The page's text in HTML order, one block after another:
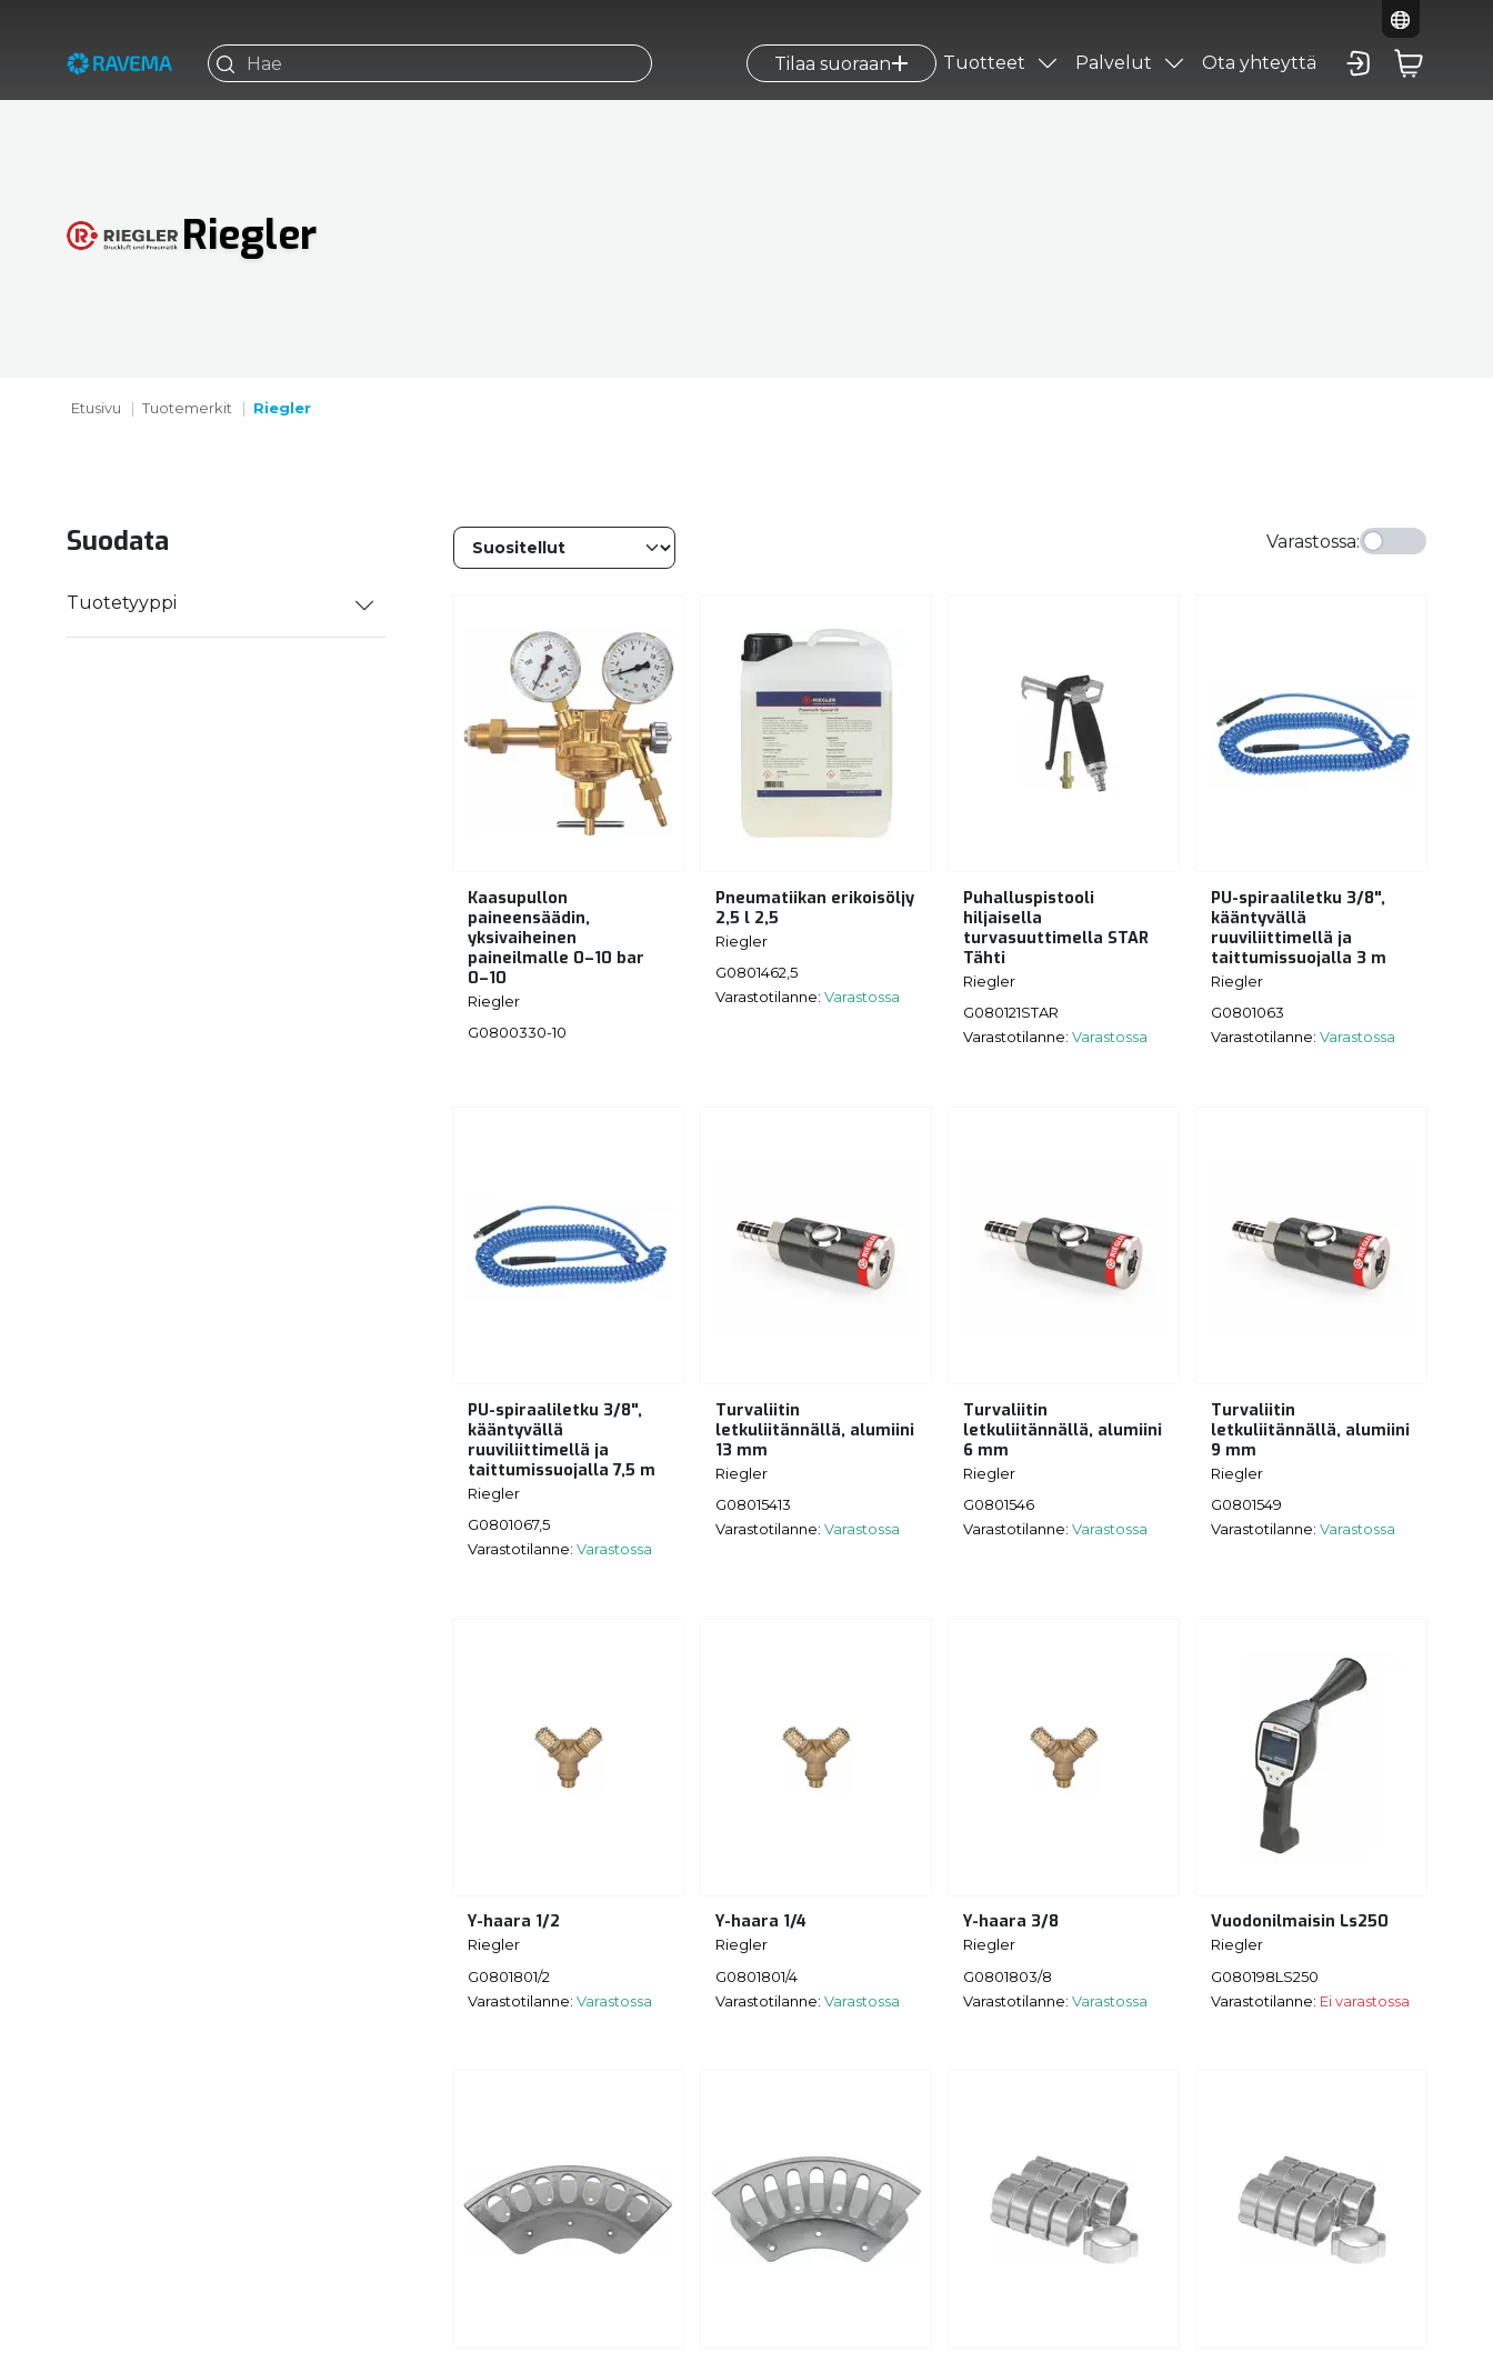
Tilaa suoraan Tuotteet Palvelut Ota yhteyttä
Etusivu Tuotemerkit Riegler
Riegler
Suodata
Tuotetyyppi
Varastossa:
Kaasupullon
paineensäädin,
yksivaiheinen
paineilmalle 0–10 bar
0–10
Riegler
G0800330-10
Pneumatiikan erikoisöljy
2,5 l 2,5
Riegler
G0801462,5
Varastotilanne: Varastossa
Puhalluspistooli
hiljaisella
turvasuuttimella STAR
Tähti
Riegler
G080121STAR
Varastotilanne: Varastossa
PU-spiraaliletku 3/8",
kääntyvällä
ruuviliittimellä ja
taittumissuojalla 3 m
Riegler
G0801063
Varastotilanne: Varastossa
PU-spiraaliletku 3/8",
kääntyvällä
ruuviliittimellä ja
taittumissuojalla 7,5 m
Riegler
G0801067,5
Varastotilanne: Varastossa
Turvaliitin
letkuliitännällä, alumiini
13 mm
Riegler
G08015413
Varastotilanne: Varastossa
Turvaliitin
letkuliitännällä, alumiini
6 mm
Riegler
G0801546
Varastotilanne: Varastossa
Turvaliitin
letkuliitännällä, alumiini
9 mm
Riegler
G0801549
Varastotilanne: Varastossa
Y-haara 1/2
Riegler
G0801801/2
Varastotilanne: Varastossa
Y-haara 1/4
Riegler
G0801801/4
Varastotilanne: Varastossa
Y-haara 3/8
Riegler
G0801803/8
Varastotilanne: Varastossa
Vuodonilmaisin Ls250
Riegler
G080198LS250
Varastotilanne: Ei varastossa